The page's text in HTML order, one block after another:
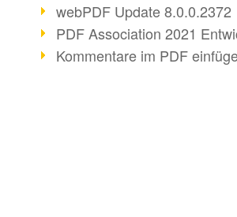
webPDF Update 8.0.0.2372
PDF Association 2021
Kommentare im PDF